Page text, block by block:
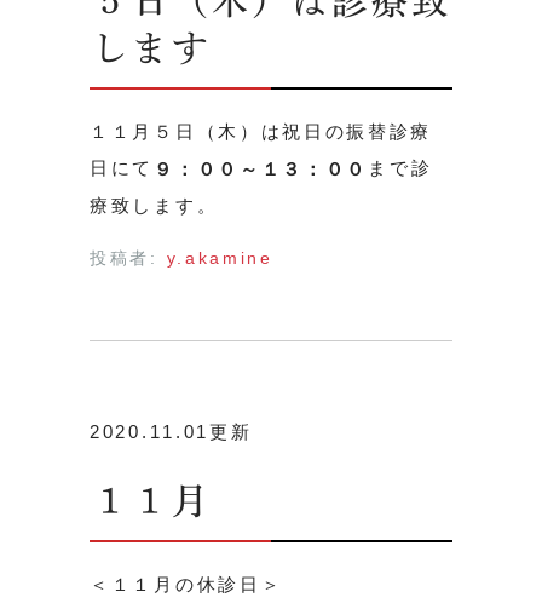
します
１１月５日（木）は祝日の振替診療
日にて ９：００～１３：００ まで診
療致します。
投稿者: y.akamine
2020.11.01更新
１１月
＜１１月の休診日＞